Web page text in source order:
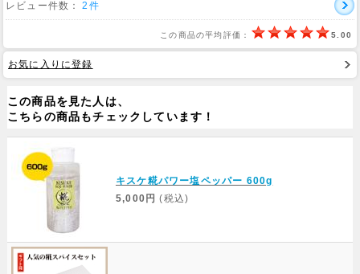
レビュー件数： 2件
この商品の平均評価： 5.00
お気に入りに登録
この商品を見た人は、
こちらの商品もチェックしています！
キスケ糀パワー塩ペッパー 600g
5,000円 (税込)